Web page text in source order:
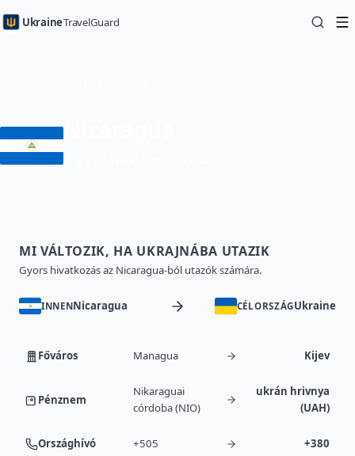
UkraineTravelGuard
MI VÁLTOZIK, HA UKRAJNÁBA UTAZIK
Gyors hivatkozás az Nicaragua-ból utazók számára.
INNENNicaragua CÉLORSZÁGUkraine
Főváros Managua Kijev
Pénznem
Nikaraguai
córdoba (NIO)
ukrán hrivnya
(UAH)
Országhívó +505 +380